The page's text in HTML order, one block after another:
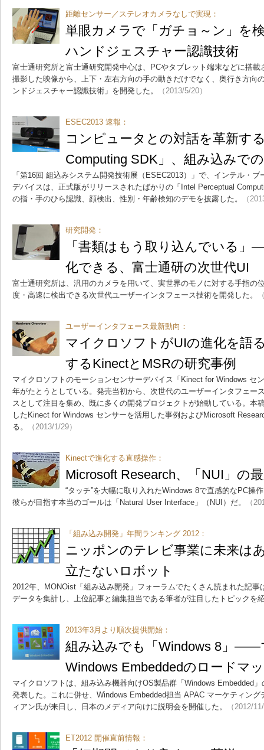
距離センサー／ステレオカメラなしで実現：
単眼カメラで「ガチョ～ン」を
ハンドジェスチャー認識技術
富士通研究所と富士通研究開発中心は、PCやタブレット端末などに搭
撮影した映像から、上下・左右方向の手の動きだけでなく、奥行き方向
ンドジェスチャー認識技術」を開発した。
（2013/5/20）
ESEC2013 速報：
コンピュータとの対話を革新す
Computing SDK」、組み込みで
「第16回 組込みシステム開発技術展（ESEC2013）」で、インテル・
デバイスは、正式版がリリースされたばかりの「Intel Perceptual
の指・手のひら認識、顔検出、性別・年齢検知のデモを披露した。
（
研究開発：
「書類はもう取り込んでいる
化できる、富士通研の次世代UI
富士通研究所は、汎用のカメラを用いて、実世界のモノに対する手指の
度・高速に検出できる次世代ユーザーインタフェース技術を開発した。
ユーザーインタフェース最新動向：
マイクロソフトがUIの進化を語
するKinectとMSRの研究事例
マイクロソフトのモーションセンサーデバイス「Kinect for Windows セ
年がたとうとしている。発売当初から、次世代のユーザーインタフェー
スとして注目を集め、既に多くの開発プロジェクトが始動している。本
したKinect for Windows センサーを活用した事例およびMicrosoft
る。
（2013/1/29）
Kinectで進化する直感操作：
Microsoft Research、「NUI」の
“タッチ”を大幅に取り入れたWindows 8で直感的なPC操
彼らが目指す本当のゴールは「Natural User Interface」（NUI）だ。
（
「組み込み開発」年間ランキング 2012：
ニッポンのテレビ事業に未来は
立たないロボット
2012年、MONOist「組み込み開発」フォーラムでたくさん読まれた記
データを集計し、上位記事と編集担当である筆者が注目したトピックを
2013年3月より順次提供開始：
組み込みでも「Windows 8」――
Windows Embeddedのロードマ
マイクロソフトは、組み込み機器向けOS製品群「Windows Embedded
発表した。これに併せ、Windows Embedded担当 APAC マーケティン
ィアン氏が来日し、日本のメディア向けに説明会を開催した。
（2012/
ET2012 開催直前情報：